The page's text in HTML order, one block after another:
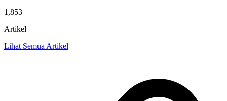
1,853
Artikel
Lihat Semua Artikel